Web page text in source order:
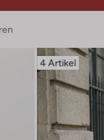
4 Artikel